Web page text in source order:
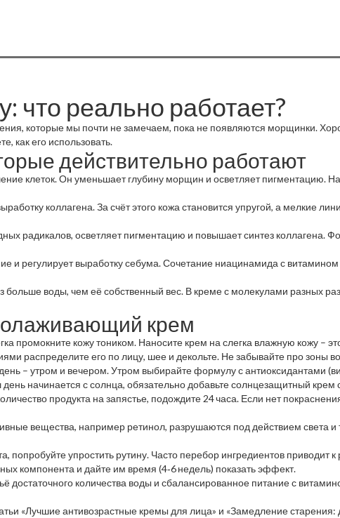
что реально работает?
которые мы почти не замечаем, пока не появляются морщинки.
как его использовать.
действительно работают
клеток. Он уменьшает глубину морщин и осветляет пигментацию.
коллагена. За счёт этого кожа становится упругой, а мелкие
радикалов, осветляет пигментацию и повышает синтез коллагена.
и регулирует выработку себума. Сочетание ниацинамида с
больше воды, чем её собственный вес. В креме с молекулами разных
крем
промокните кожу тоником. Наносите крем на слегка влажную кожу –
распределите его по лицу, шее и декольте. Не забывайте про зоны
– утром и вечером. Утром выбирайте формулу с антиоксидантами
начинается с солнца, обязательно добавьте солнцезащитный крем
продукта на запястье, подождите 24 часа. Если нет
вещества, например ретинол, разрушаются под действием света
попробуйте упростить рутину. Часто перебор ингредиентов приводит
компонента и дайте им время (4‑6 недель) показать эффект.
достаточного количества воды и сбалансированное питание с
«Лучшие антивозрастные кремы для лица» и «Замедление